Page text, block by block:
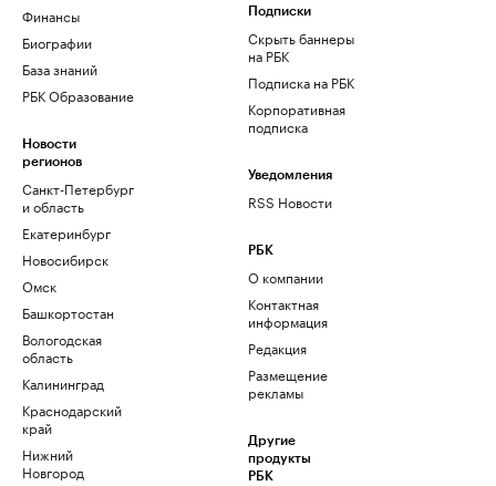
Финансы
Биографии
База знаний
РБК Образование
Новости
регионов
Санкт-Петербург
и область
Екатеринбург
Новосибирск
Омск
Башкортостан
Вологодская
область
Калининград
Краснодарский
край
Нижний
Новгород
Подписки
Скрыть баннеры
на РБК
Подписка на РБК
Корпоративная
подписка
Уведомления
RSS Новости
РБК
О компании
Контактная
информация
Редакция
Размещение
рекламы
Другие
продукты
РБК